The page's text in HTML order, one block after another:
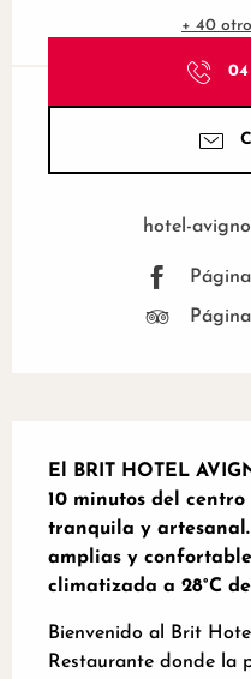
+ 40
04
hotel-
El BRIT HOTEL
10 minutos del
tranquila y
amplias y
climatizada a 28°C
Bienvenido al Brit
Restaurante donde la